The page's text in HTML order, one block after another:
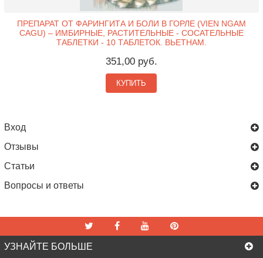
ПРЕПАРАТ ОТ ФАРИНГИТА И БОЛИ В ГОРЛЕ (VIEN NGAM
CAGU) – ИМБИРНЫЕ, РАСТИТЕЛЬНЫЕ - СОСАТЕЛЬНЫЕ
ТАБЛЕТКИ - 10 ТАБЛЕТОК. ВЬЕТНАМ.
351,00 руб.
КУПИТЬ
Вход
Отзывы
Статьи
Вопросы и ответы
УЗНАЙТЕ БОЛЬШЕ